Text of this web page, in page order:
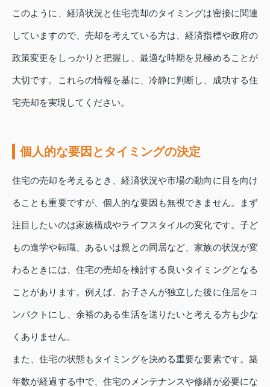
このように、経済状況と住宅売却のタイミングは密接に関連
していますので、売却を考えている方は、経済指標や政府の
政策変更をしっかりと把握し、最適な時期を見極めることが
大切です。これらの情報を基に、冷静に判断し、成功する住
宅売却を実現してください。
個人的な要因とタイミングの決定
住宅の売却を考えるとき、経済状況や市場の動向に目を向け
ることも重要ですが、個人的な要因も無視できません。まず
注目したいのは家族構成やライフスタイルの変化です。子ど
もの進学や転職、あるいは親との同居など、家族の状況が変
わるときには、住宅の売却を検討する良いタイミングとなる
ことがあります。例えば、お子さんが独立した後に住居をコ
ンパクトにし、余裕のある生活を送りたいと考える方も少な
くありません。
また、住宅の状態もタイミングを決める重要な要素です。築
年数が経過する中で、住宅のメンテナンスや修繕が必要にな